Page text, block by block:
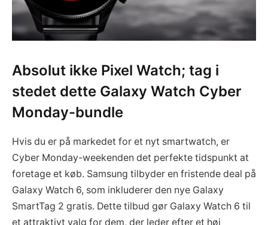
Absolut ikke Pixel Watch; tag i
stedet dette Galaxy Watch Cyber
Monday-bundle
Hvis du er på markedet for et nyt smartwatch, er
Cyber Monday-weekenden det perfekte tidspunkt at
foretage et køb. Samsung tilbyder en fristende deal på
Galaxy Watch 6, som inkluderer den nye Galaxy
SmartTag 2 gratis. Dette tilbud gør Galaxy Watch 6 til
et attraktivt valg for dem, der leder efter et høj